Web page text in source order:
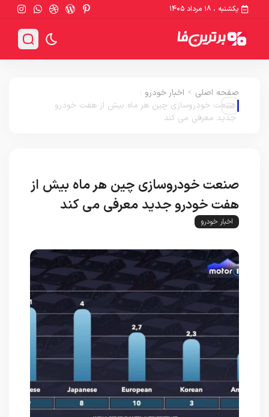
یکشنبه ، ۱۸ مرداد ۱۴۰۵
صفحه اصلی > اخبار خودرو :
صنعت خودروسازی چین هر ماه بیش از هفت خودرو
جدید معرفی می کند
صنعت خودروسازی چین هر ماه بیش از
هفت خودرو جدید معرفی می کند
اخبار خودرو